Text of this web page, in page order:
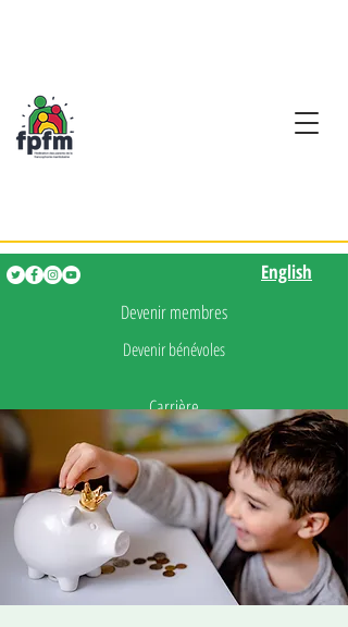
Devenir membres
Devenir bénévoles
Carrière
Presse
Faire un don
English